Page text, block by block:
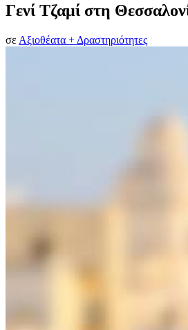
Γενί Τζαμί στη
σε Αξιοθέατα + Δραστηριότητες